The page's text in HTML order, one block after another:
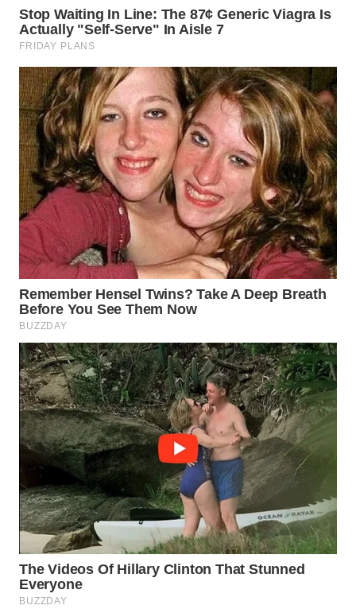
WN
KALTARA
WN
KALSEL
WN
KALTIM
WN
SULSEL
WN
GORONTALO
WN
WN
MALUKU
WN
MALUT
WN
DAIRI
WN
DANAU
TOBA